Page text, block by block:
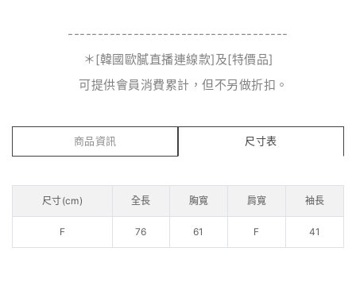
-------------------------------------
＊[韓國歐膩直播連線款]及[特價品]
可提供會員消費累計，但不另做折扣。
商品資訊 尺寸表
尺寸(cm) 全長 胸寬 肩寬 袖長
F 76 61 F 41